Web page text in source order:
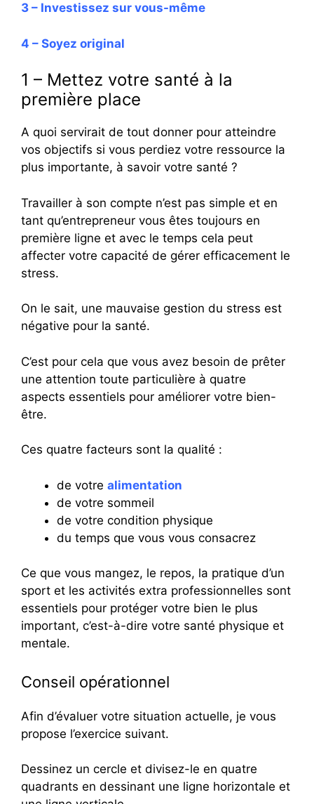
3 – Investissez sur vous-même
4 – Soyez original
1 – Mettez votre santé à la
première place
A quoi servirait de tout donner pour atteindre
vos objectifs si vous perdiez votre ressource la
plus importante, à savoir votre santé ?
Travailler à son compte n’est pas simple et en
tant qu’entrepreneur vous êtes toujours en
première ligne et avec le temps cela peut
affecter votre capacité de gérer efficacement le
stress.
On le sait, une mauvaise gestion du stress est
négative pour la santé.
C’est pour cela que vous avez besoin de prêter
une attention toute particulière à quatre
aspects essentiels pour améliorer votre bien-
être.
Ces quatre facteurs sont la qualité :
de votre alimentation
de votre sommeil
de votre condition physique
du temps que vous vous consacrez
Ce que vous mangez, le repos, la pratique d’un
sport et les activités extra professionnelles sont
essentiels pour protéger votre bien le plus
important, c’est-à-dire votre santé physique et
mentale.
Conseil opérationnel
Afin d’évaluer votre situation actuelle, je vous
propose l’exercice suivant.
Dessinez un cercle et divisez-le en quatre
quadrants en dessinant une ligne horizontale et